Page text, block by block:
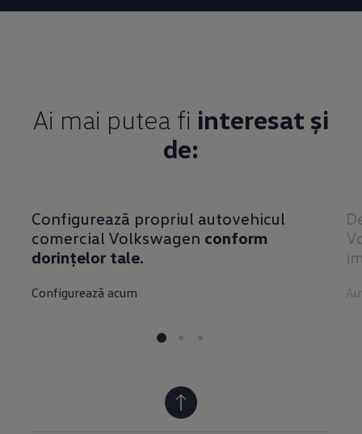
Ai mai putea fi interesat și
de:
Configurează propriul autovehicul
comercial Volkswagen conform
dorințelor tale.
Configurează acum